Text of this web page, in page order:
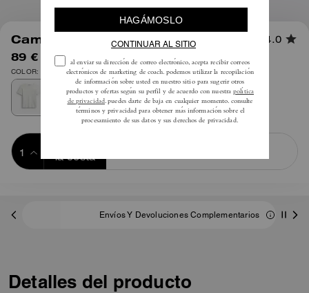
Camiseta Pointelle 4.0
89 € 180 €
COLOR: Blanco Roto
la cesta
Envíos Y Devoluciones Complementarios
Detalles del producto